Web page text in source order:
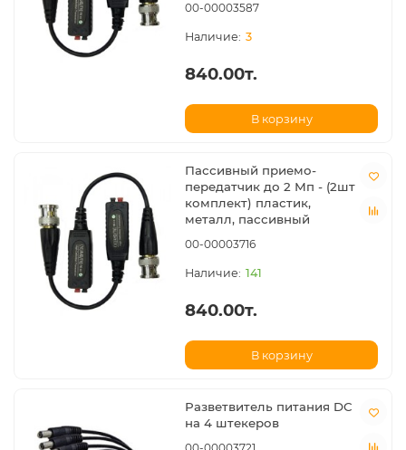
00-00003587
3
840.00т.
В корзину
Пассивный приемо-
передатчик до 2 Мп - (2шт
комплект) пластик,
металл, пассивный
00-00003716
141
840.00т.
В корзину
Разветвитель питания DC
на 4 штекеров